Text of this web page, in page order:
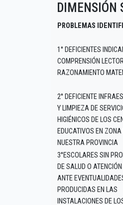
DIMENSIÓN
PROBLEMAS
1° DEFICIENTES
COMPRENSIÓN
RAZONAMIENTO
2° DEFICIENTE
Y LIMPIEZA DE
HIGIÉNICOS DE LOS
EDUCATIVOS EN
NUESTRA PROVINCIA
3°ESCOLARES SIN
DE SALUD O
ANTE
PRODUCIDAS EN LAS
INSTALACIONES DE